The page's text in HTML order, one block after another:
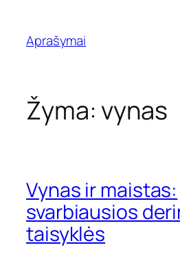
turinio
Aprašymai
Žyma: vynas
Vynas ir maistas:
svarbiausios
taisyklės